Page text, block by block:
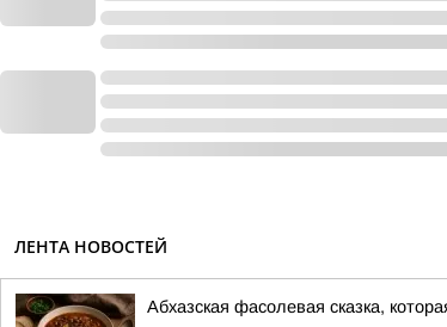
ЛЕНТА НОВОСТЕЙ
Абхазская фасолевая сказка,